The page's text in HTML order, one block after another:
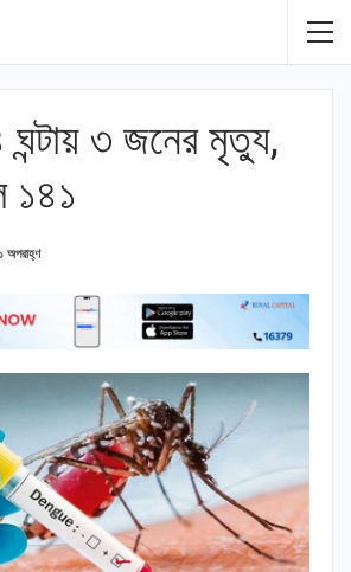
ঘন্টায় ৩ জনের মৃত্যু,
১৪১
অপরাহ্ণ